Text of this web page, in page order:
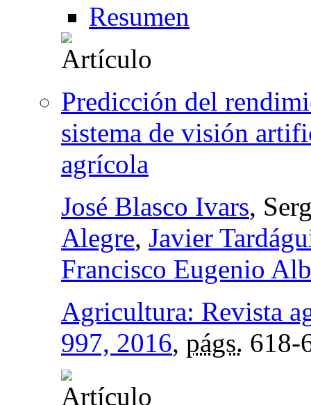
Resumen
Predicción del
sistema de visión
agrícola
José Blasco Ivars,
Alegre, Javier
Francisco Eugenio
Agricultura: Revista
997, 2016, págs. 618-